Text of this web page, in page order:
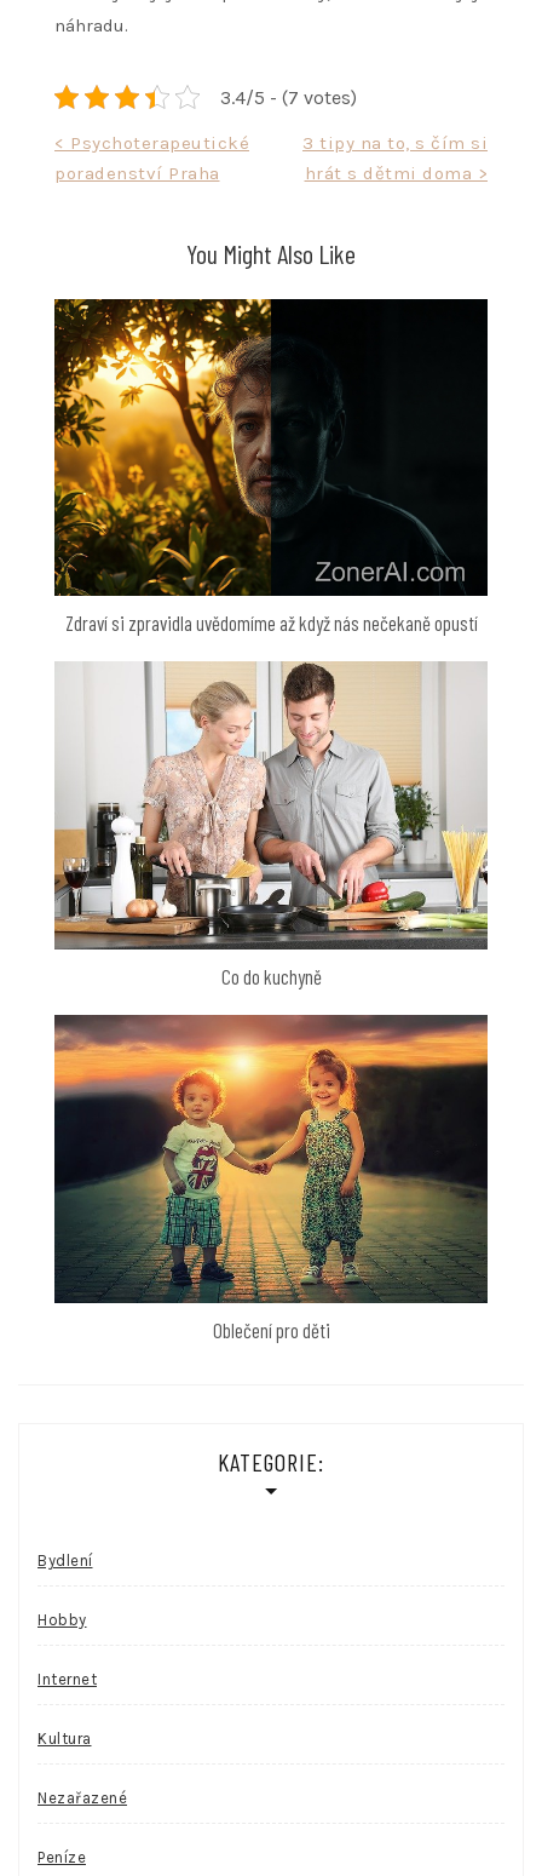
náhradu.
3.4/5 - (7 votes)
Navigace< Psychoterapeutické
poradenství Praha
3 tipy na to, s čím si
hrát s dětmi doma >
You Might Also Like
Zdraví si zpravidla uvědomíme až když nás nečekaně opustí
Co do kuchyně
Oblečení pro děti
KATEGORIE:
Bydlení
Hobby
Internet
Kultura
Nezařazené
Peníze